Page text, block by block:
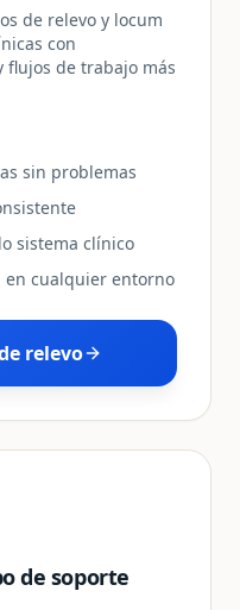
de relevo y locum
con
flujos de trabajo más
sin problemas
sistema clínico
en cualquier entorno
relevo
de soporte